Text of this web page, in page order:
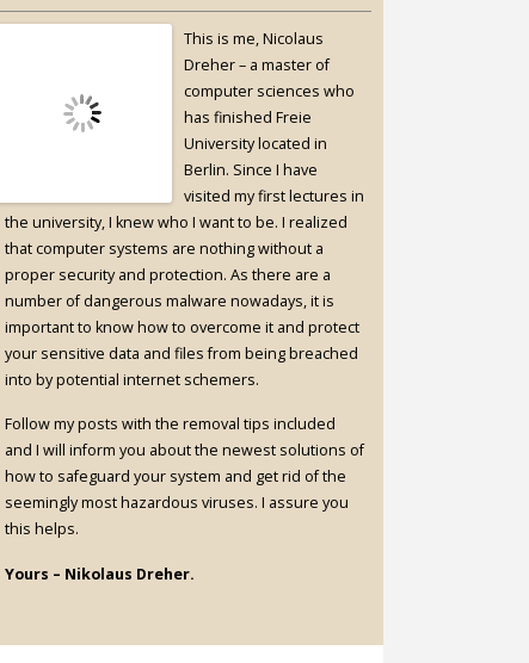
This is me, Nicolaus
Dreher – a master of
computer sciences who
has finished Freie
University located in
Berlin. Since I have
visited my first lectures in
the university, I knew who I want to be. I realized
that computer systems are nothing without a
proper security and protection. As there are a
number of dangerous malware nowadays, it is
important to know how to overcome it and protect
your sensitive data and files from being breached
into by potential internet schemers.
Follow my posts with the removal tips included
and I will inform you about the newest solutions of
how to safeguard your system and get rid of the
seemingly most hazardous viruses. I assure you
this helps.
Yours – Nikolaus Dreher.